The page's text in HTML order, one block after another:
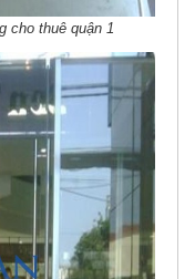
cho thuê quận 1